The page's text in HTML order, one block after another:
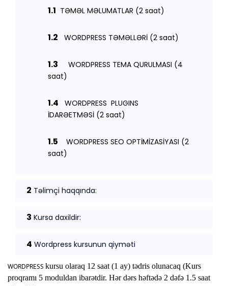
1.1 TƏMƏL MƏLUMATLAR (2 saat)
1.2 WORDPRESS TƏMƏLLƏRİ (2 saat)
1.3 WORDPRESS TEMA QURULMASI (4
saat)
1.4 WORDPRESS PLUGINS
İDARƏETMƏSİ (2 saat)
1.5 WORDPRESS SEO OPTİMİZASİYASI (2
saat)
2 Təlimçi haqqında:
3 Kursa daxildir:
4 Wordpress kursunun qiyməti
WORDPRESS kursu olaraq 12 saat (1 ay) tədris olunacaq (Kurs
proqramı 5 moduldan ibarətdir. Hər dərs həftədə 2 dəfə 1.5 saat